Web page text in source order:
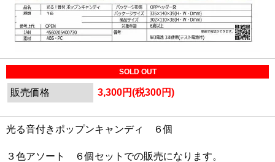
SOLD OUT
販売価格 3,300円(税300円)
光る音付きポップンキャンディ ６個
３色アソート ６個セットでの販売になります。